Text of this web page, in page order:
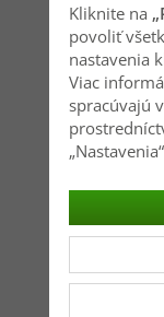
Kliknite na
povoliť
nastavenia
Viac
spracúvajú